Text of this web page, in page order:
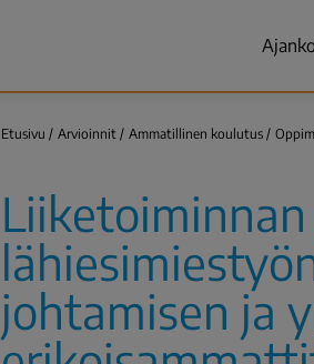
Etusivu Arvioinnit Ammatillinen koulutus
johtamisen ja